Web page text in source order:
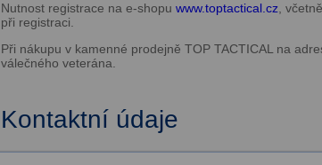
Nutnost registrace na e-shopu www.toptactical.cz ,
při registraci.
Při nákupu v kamenné prodejně TOP TACTICAL na
válečného veterána.
Kontaktní údaje